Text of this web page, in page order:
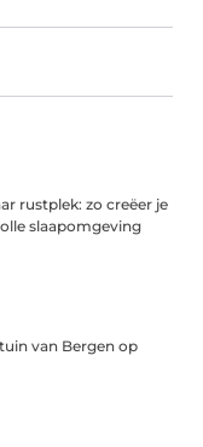
rustplek: zo creëer je
slaapomgeving
van Bergen op